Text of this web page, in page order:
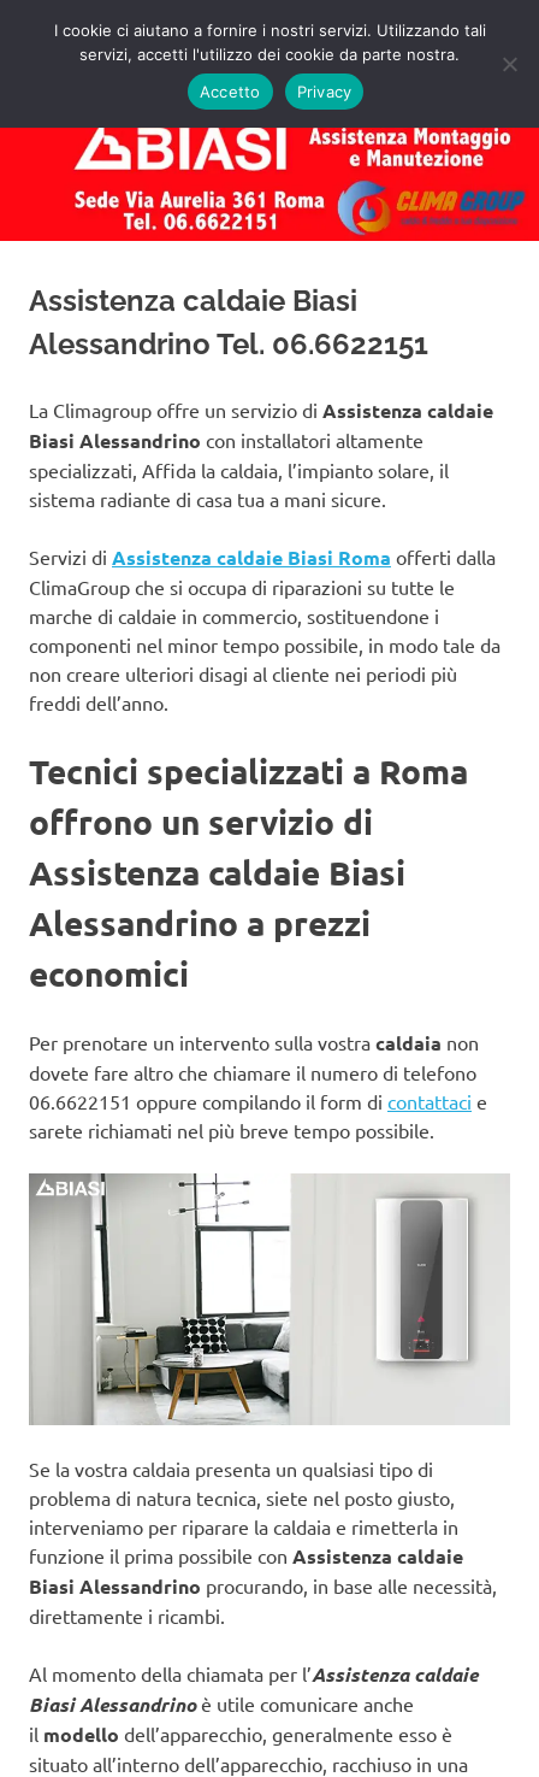
Assistenza
Caldaie
Biasi
Roma
Preventivo!
MENU
Assistenza caldaie Biasi
Alessandrino Tel. 06.6622151
La Climagroup offre un servizio di Assistenza caldaie
Biasi Alessandrino con installatori altamente
specializzati, Affida la caldaia, l’impianto solare, il
sistema radiante di casa tua a mani sicure.
Servizi di Assistenza caldaie Biasi Roma offerti dalla
ClimaGroup che si occupa di riparazioni su tutte le
marche di caldaie in commercio, sostituendone i
componenti nel minor tempo possibile, in modo tale da
non creare ulteriori disagi al cliente nei periodi più
freddi dell’anno.
Tecnici specializzati a Roma
offrono un servizio di
Assistenza caldaie Biasi
Alessandrino a prezzi
economici
Per prenotare un intervento sulla vostra caldaia non
dovete fare altro che chiamare il numero di telefono
06.6622151 oppure compilando il form di contattaci e
sarete richiamati nel più breve tempo possibile.
Se la vostra caldaia presenta un qualsiasi tipo di
problema di natura tecnica, siete nel posto giusto,
interveniamo per riparare la caldaia e rimetterla in
funzione il prima possibile con Assistenza caldaie
Biasi Alessandrino procurando, in base alle necessità,
direttamente i ricambi.
Al momento della chiamata per l’Assistenza caldaie
Biasi Alessandrinoè utile comunicare anche
il modello dell’apparecchio, generalmente esso è
situato all’interno dell’apparecchio, racchiuso in una
I cookie ci aiutano a fornire i nostri servizi. Utilizzando tali
servizi, accetti l'utilizzo dei cookie da parte nostra.
Accetto
Privacy